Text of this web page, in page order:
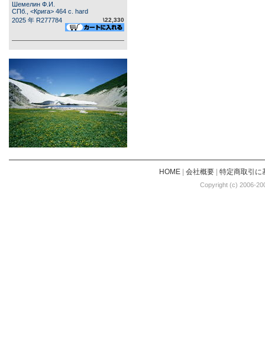
Шемелин Ф.И.
СПб., <Крига> 464 c. hard
2025 年 R277784
\22,330
HOME| 会社概要| 特定商取引に
Copyright (c) 2006-